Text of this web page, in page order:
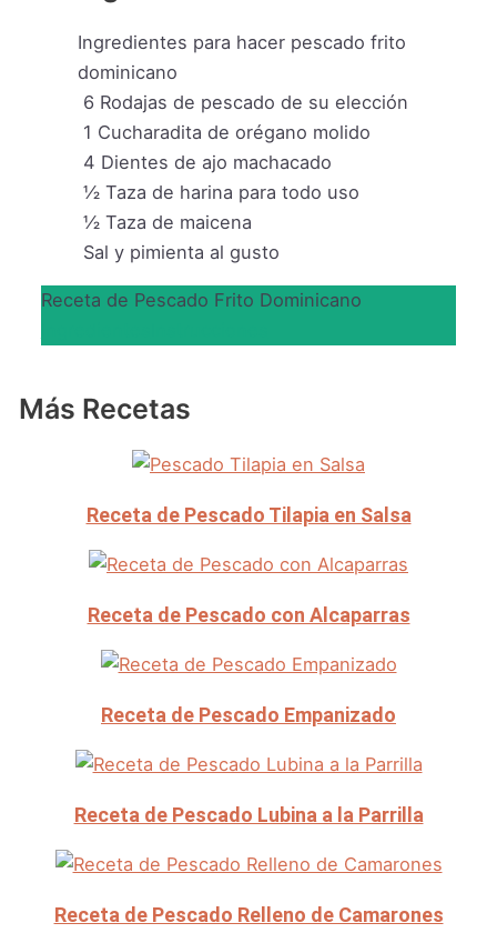
Ingredientes para hacer pescado frito
dominicano
6 Rodajas de pescado de su elección
1 Cucharadita de orégano molido
4 Dientes de ajo machacado
½ Taza de harina para todo uso
½ Taza de maicena
Sal y pimienta al gusto
Receta de Pescado Frito Dominicano
Más Recetas
Receta de Pescado Tilapia en Salsa
Receta de Pescado con Alcaparras
Receta de Pescado Empanizado
Receta de Pescado Lubina a la Parrilla
Receta de Pescado Relleno de Camarones